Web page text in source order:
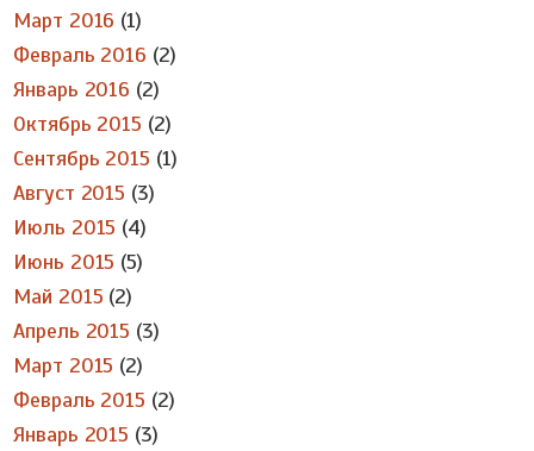
Март 2016 (1)
Февраль 2016 (2)
Январь 2016 (2)
Октябрь 2015 (2)
Сентябрь 2015 (1)
Август 2015 (3)
Июль 2015 (4)
Июнь 2015 (5)
Май 2015 (2)
Апрель 2015 (3)
Март 2015 (2)
Февраль 2015 (2)
Январь 2015 (3)